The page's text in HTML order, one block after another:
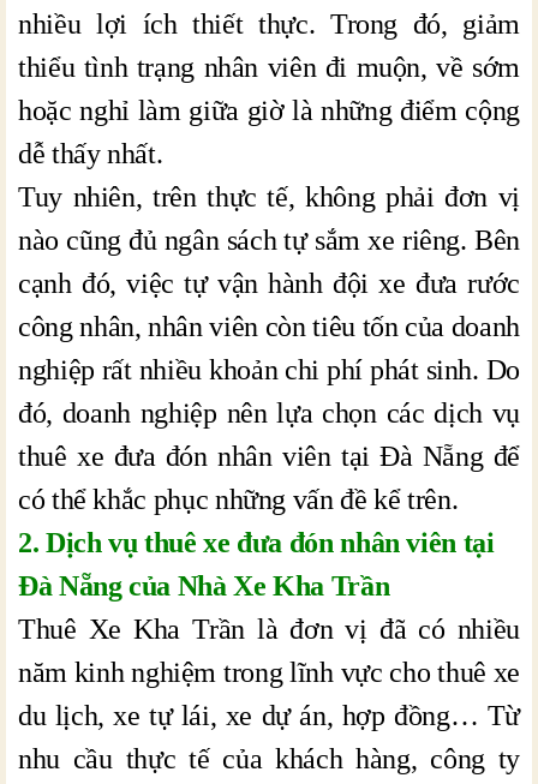
nhiều lợi ích thiết thực. Trong đó, giảm
thiểu tình trạng nhân viên đi muộn, về sớm
hoặc nghỉ làm giữa giờ là những điểm cộng
dễ thấy nhất.
Tuy nhiên, trên thực tế, không phải đơn vị
nào cũng đủ ngân sách tự sắm xe riêng. Bên
cạnh đó, việc tự vận hành đội xe đưa rước
công nhân, nhân viên còn tiêu tốn của doanh
nghiệp rất nhiều khoản chi phí phát sinh. Do
đó, doanh nghiệp nên lựa chọn các dịch vụ
thuê xe đưa đón nhân viên tại Đà Nẵng để
có thể khắc phục những vấn đề kể trên.
2. Dịch vụ thuê xe đưa đón nhân viên tại
Đà Nẵng của Nhà Xe Kha Trần
Thuê Xe Kha Trần là đơn vị đã có nhiều
năm kinh nghiệm trong lĩnh vực cho thuê xe
du lịch, xe tự lái, xe dự án, hợp đồng… Từ
nhu cầu thực tế của khách hàng, công ty